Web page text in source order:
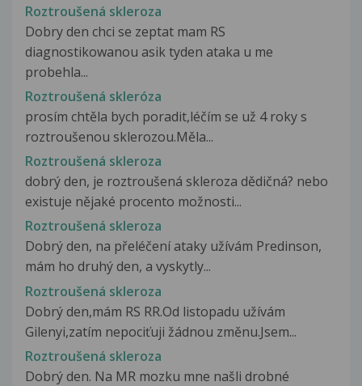
Roztroušená skleroza
Dobry den chci se zeptat mam RS
diagnostikowanou asik tyden ataka u me
probehla...
Roztroušená skleróza
prosím chtěla bych poradit,léčím se už 4 roky s
roztroušenou sklerozou.Měla...
Roztroušená skleroza
dobrý den, je roztroušená skleroza dědičná? nebo
existuje nějaké procento možnosti...
Roztroušená skleroza
Dobrý den, na přeléčení ataky užívám Predinson,
mám ho druhý den, a vyskytly...
Roztroušená skleroza
Dobrý den,mám RS RR.Od listopadu užívám
Gilenyi,zatím nepociťuji žádnou změnu.Jsem...
Roztroušená skleroza
Dobrý den. Na MR mozku mne našli drobné